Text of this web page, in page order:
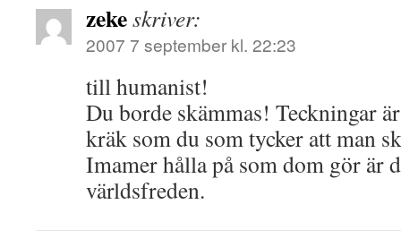
zekeskriver:
2007 7 september kl. 22:23
till humanist!
Du borde skämmas! Teckningar
kräk som du som tycker att man
Imamer hålla på som dom gör är
världsfreden.